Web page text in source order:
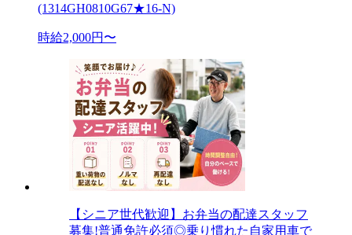
(1314GH0810G67★16-N)
時給2,000円〜
【シニア世代歓迎】お弁当の配達スタッフ
募集!普通免許必須◎乗り慣れた自家用車で